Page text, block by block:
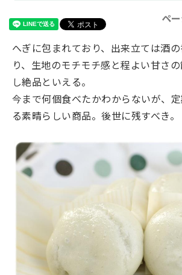
ペ
へぎに包まれており、出来立ては酒
り、生地のモチモチ感と程よい甘さ
し絶品といえる。
今まで何個食べたかわからないが、
る素晴らしい商品。後世に残すべき。